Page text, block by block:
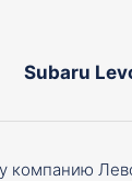
Subaru
компанию